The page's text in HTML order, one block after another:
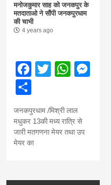
मनोजकुमार साह को जनकपुर के
मतदाताओ ने सौंपी जनकपुरधाम
की चाभी
4 years ago
Facebook
Twitter
Share
जनकपुरधाम /मिश्री लाल
मधुकर 13की मध्य रात्रि से
जारी मतगणना मेयर तथा उप
मेयर का